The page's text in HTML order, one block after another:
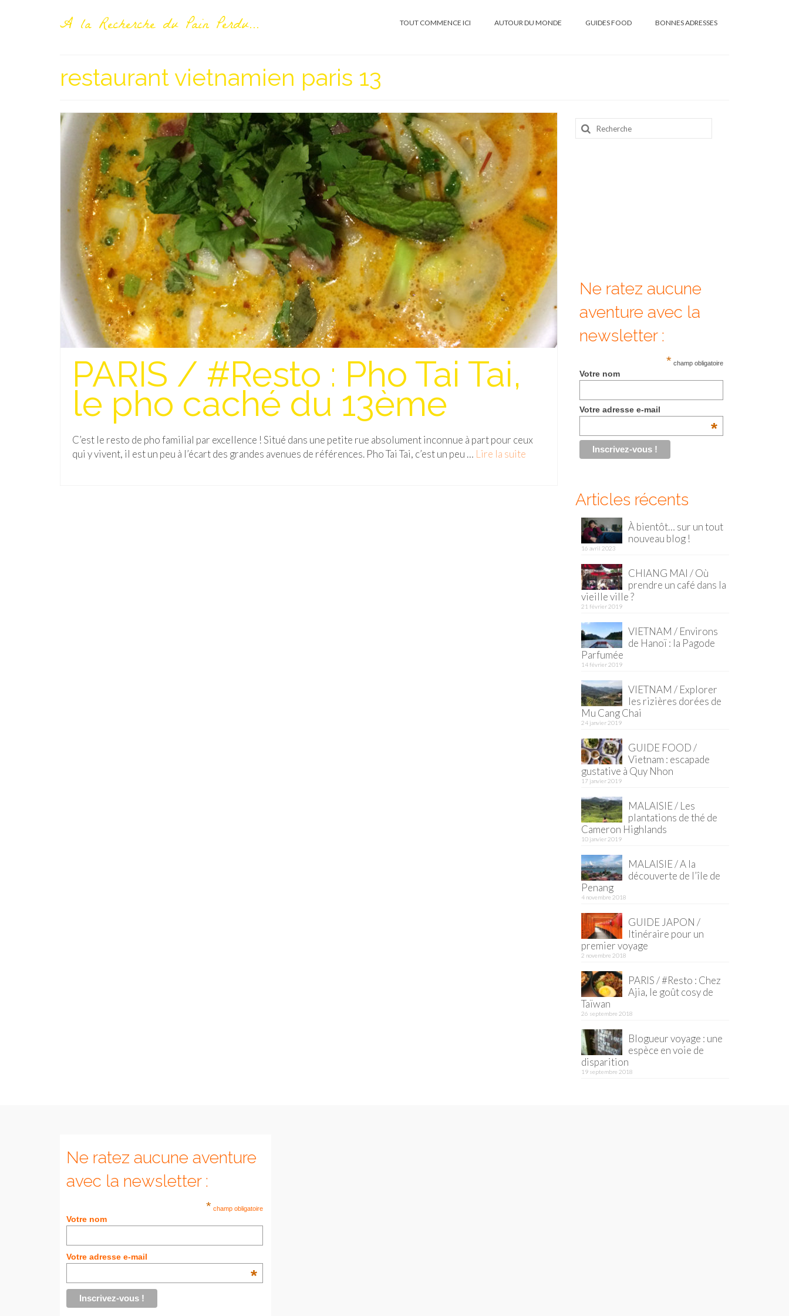
A la Recherche du Pain Perdu... TOUT COMMENCE ICI AUTOUR DU MONDE GUIDES FOOD BONNES ADRESSES
restaurant vietnamien paris 13
PARIS / #Resto : Pho Tai Tai,
le pho caché du 13ème
C’est le resto de pho familial par excellence ! Situé dans une petite rue absolument inconnue à part pour ceux
qui y vivent, il est un peu à l’écart des grandes avenues de références. Pho Tai Tai, c’est un peu … Lire la suite­­
Rechercher
:
Ne ratez aucune
aventure avec la
newsletter :
* champ obligatoire
Votre nom
Votre adresse e-mail
*
Articles récents
À bientôt… sur un tout
nouveau blog !
16 avril 2023
CHIANG MAI / Où
prendre un café dans la
vieille ville ?
21 février 2019
VIETNAM / Environs
de Hanoï : la Pagode
Parfumée
14 février 2019
VIETNAM / Explorer
les rizières dorées de
Mu Cang Chai
24 janvier 2019
GUIDE FOOD /
Vietnam : escapade
gustative à Quy Nhon
17 janvier 2019
MALAISIE / Les
plantations de thé de
Cameron Highlands
10 janvier 2019
MALAISIE / A la
découverte de l’île de
Penang
4 novembre 2018
GUIDE JAPON /
Itinéraire pour un
premier voyage
2 novembre 2018
PARIS / #Resto : Chez
Ajia, le goût cosy de
Taïwan
26 septembre 2018
Blogueur voyage : une
espèce en voie de
disparition
19 septembre 2018
Ne ratez aucune aventure
avec la newsletter :
* champ obligatoire
Votre nom
Votre adresse e-mail
*